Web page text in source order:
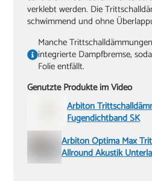
verklebt werden. Die
schwimmend und ohne
Manche
integrierte Dampfbremse,
Folie entfällt.
Genutzte Produkte im Video
Arbiton
Fugendichtband SK
Arbiton Optima Max
Allround Akustik